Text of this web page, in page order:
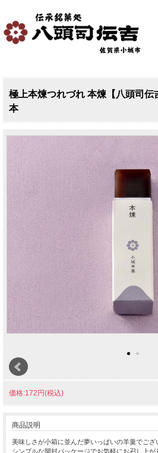
極上本煉つれづれ 本煉【八頭司
本
価格:172円(税込)
商品説明
美味しさが小箱に並んだ夢いっぱいの羊羹でござ
シンプルな開封パッケージでお気軽にお召し上が